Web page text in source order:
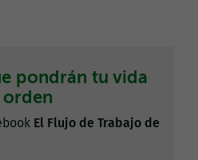
pondrán tu vida
El Flujo de Trabajo de